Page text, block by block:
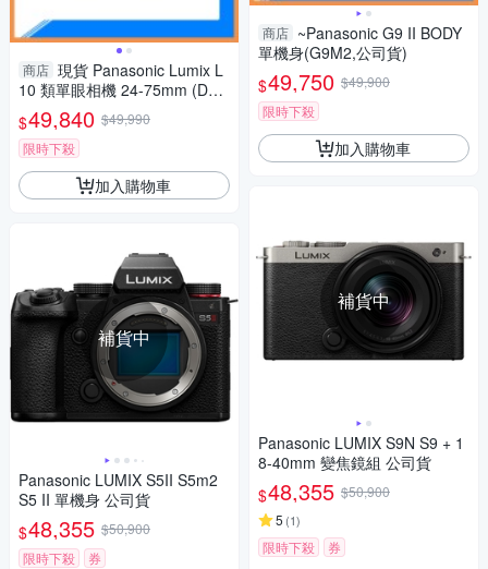
商店 現貨 Panasonic Lumix L
10 類單眼相機 24-75mm (DC-
L10,公司貨)
$49,840 $49,990
限時下殺
加入購物車
補貨中
Panasonic LUMIX S5II S5m2
S5 II 單機身 公司貨
$48,355 $50,900
限時下殺
券
商店 ~Panasonic G9 II BODY
單機身(G9M2,公司貨)
$49,750 $49,900
限時下殺
加入購物車
補貨中
Panasonic LUMIX S9N S9 + 1
8-40mm 變焦鏡組 公司貨
$48,355 $50,900
5 (1)
限時下殺 券